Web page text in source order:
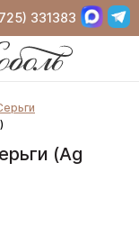
331383
(Ag